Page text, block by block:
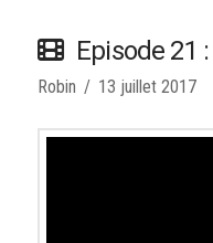
Episode 21
Robin 13 juillet 2017